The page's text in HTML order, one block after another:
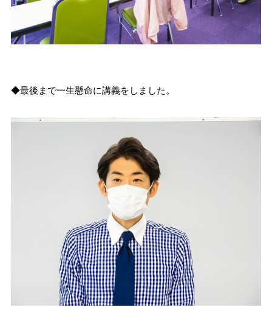
◆最後まで一生懸命に講義をしました。